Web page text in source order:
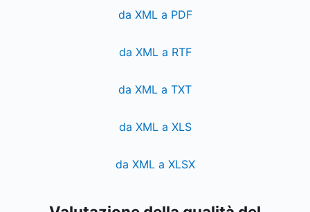
da XML a PDF
da XML a RTF
da XML a TXT
da XML a XLS
da XML a XLSX